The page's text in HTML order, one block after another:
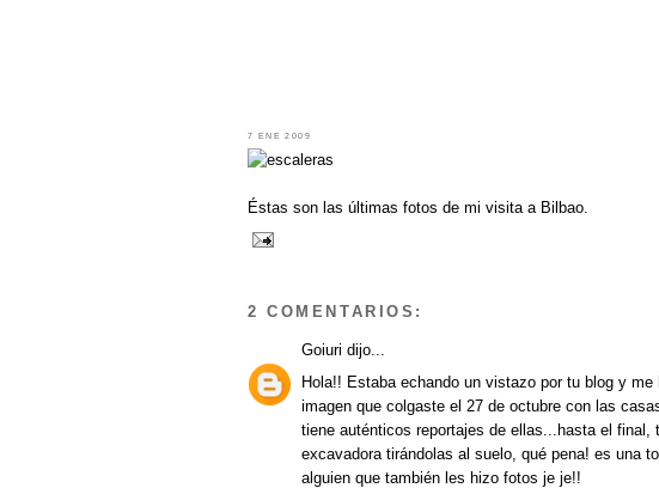
7 ENE 2009
Éstas son las últimas fotos de mi visita a Bilbao.
2 COMENTARIOS:
Goiuri dijo...
Hola!! Estaba echando un vistazo por tu blog y
imagen que colgaste el 27 de octubre con las
tiene auténticos reportajes de ellas...hasta el
excavadora tirándolas al suelo, qué pena! es una
alguien que también les hizo fotos je je!!